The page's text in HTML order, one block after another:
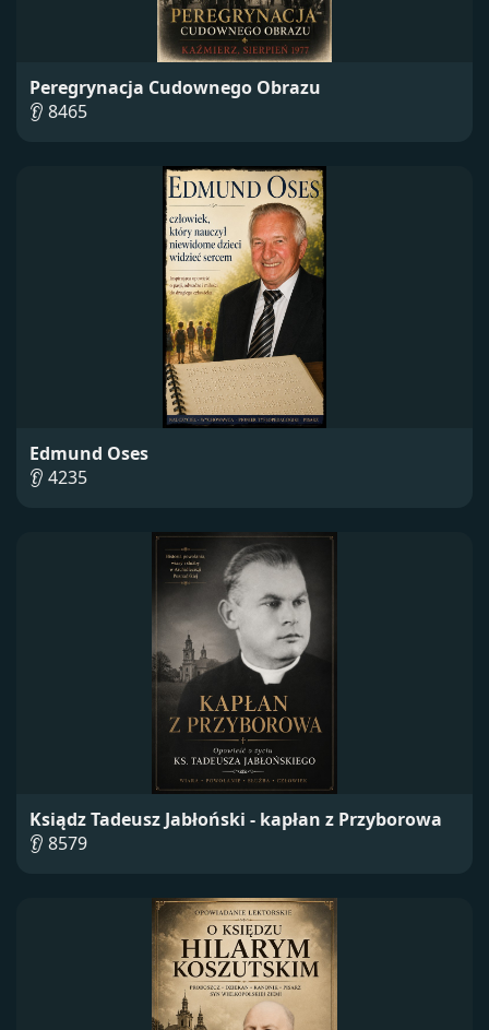
Peregrynacja Cudownego Obrazu
👂 8465
Edmund Oses
👂 4235
Ksiądz Tadeusz Jabłoński - kapłan z Przyborowa
👂 8579